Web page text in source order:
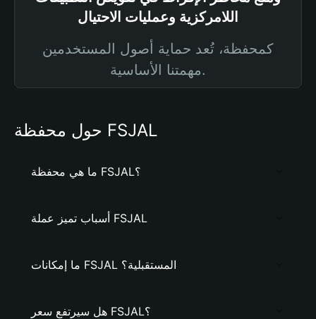
اللامركزية وعمليات الاحتيال
كمحفظة، تُعد حماية أصول المستخدمين
مهمتنا الأساسية.
حول محفظة FSJAL
ما هي محفظة FSJAL؟
أسباب تميز عملة FSJAL
ما إمكانات FSJAL المستقبلية؟
هل سيرتفع سعر FSJAL؟